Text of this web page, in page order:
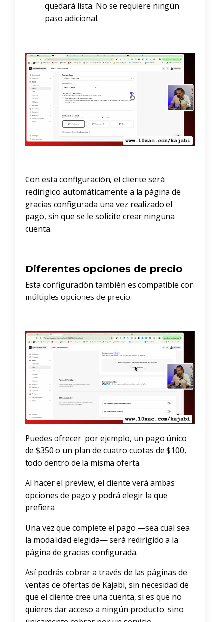
quedará lista. No se requiere ningún
paso adicional.
Con esta configuración, el cliente será
redirigido automáticamente a la página de
gracias configurada una vez realizado el
pago, sin que se le solicite crear ninguna
cuenta.
Diferentes opciones de precio
Esta configuración también es compatible con
múltiples opciones de precio.
Puedes ofrecer, por ejemplo, un pago único
de $350 o un plan de cuatro cuotas de $100,
todo dentro de la misma oferta.
Al hacer el preview, el cliente verá ambas
opciones de pago y podrá elegir la que
prefiera.
Una vez que complete el pago —sea cual sea
la modalidad elegida— será redirigido a la
página de gracias configurada.
Así podrás cobrar a través de las páginas de
ventas de ofertas de Kajabi, sin necesidad de
que el cliente cree una cuenta, si es que no
quieres dar acceso a ningún producto, sino